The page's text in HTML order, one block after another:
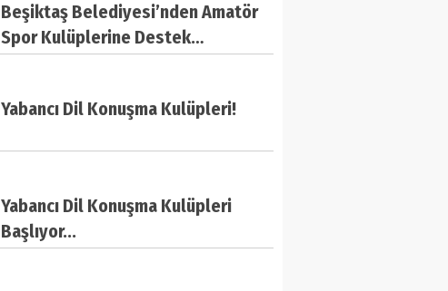
Beşiktaş Belediyesi’nden Amatör
Spor Kulüplerine Destek…
Yabancı Dil Konuşma Kulüpleri!
Yabancı Dil Konuşma Kulüpleri
Başlıyor...